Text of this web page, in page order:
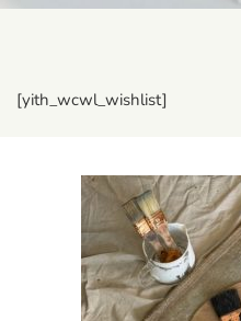
[yith_wcwl_wishlist]